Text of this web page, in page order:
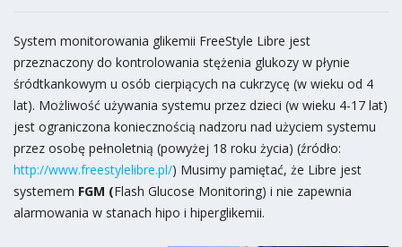
System monitorowania glikemii FreeStyle Libre jest
przeznaczony do kontrolowania stężenia glukozy w płynie
śródtkankowym u osób cierpiących na cukrzycę (w wieku od 4
lat). Możliwość używania systemu przez dzieci (w wieku 4-17 lat)
jest ograniczona koniecznością nadzoru nad użyciem systemu
przez osobę pełnoletnią (powyżej 18 roku życia) (źródło:
http://www.freestylelibre.pl/) Musimy pamiętać, że Libre jest
systemem FGM (Flash Glucose Monitoring) i nie zapewnia
alarmowania w stanach hipo i hiperglikemii.